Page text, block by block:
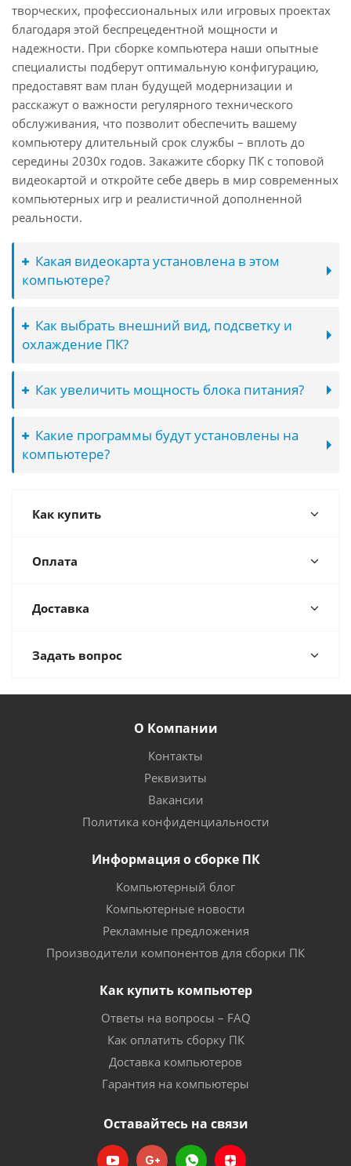
творческих, профессиональных или игровых проектах
благодаря этой беспрецедентной мощности и
надежности. При сборке компьютера наши опытные
специалисты подберут оптимальную конфигурацию,
предоставят вам план будущей модернизации и
расскажут о важности регулярного технического
обслуживания, что позволит обеспечить вашему
компьютеру длительный срок службы – вплоть до
середины 2030х годов. Закажите сборку ПК с топовой
видеокартой и откройте себе дверь в мир современных
компьютерных игр и реалистичной дополненной
реальности.
Какая видеокарта установлена в этом
компьютере?
Как выбрать внешний вид, подсветку и
охлаждение ПК?
Как увеличить мощность блока питания?
Какие программы будут установлены на
компьютере?
Как купить
Оплата
Доставка
Задать вопрос
О Компании
Контакты
Реквизиты
Вакансии
Политика конфиденциальности
Информация о сборке ПК
Компьютерный блог
Компьютерные новости
Рекламные предложения
Производители компонентов для сборки ПК
Как купить компьютер
Ответы на вопросы – FAQ
Как оплатить сборку ПК
Доставка компьютеров
Гарантия на компьютеры
Оставайтесь на связи